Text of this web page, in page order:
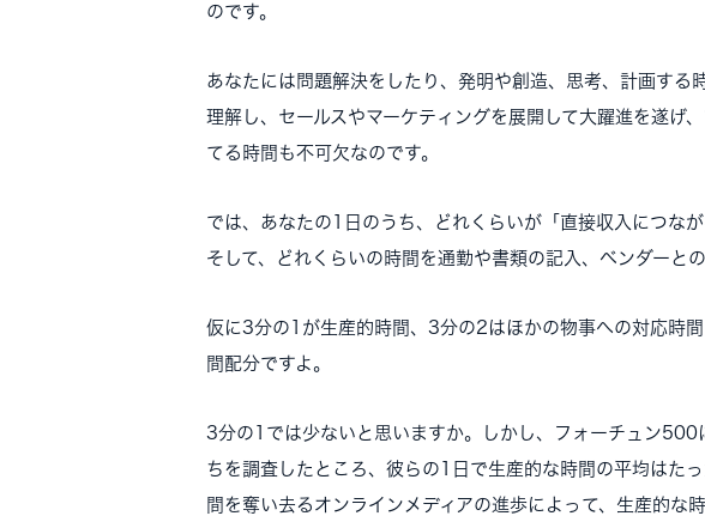
のです。
あなたには問題解決をしたり、発明や創造、思考、計画する
理解し、セールスやマーケティングを展開して大躍進を遂げ
てる時間も不可欠なのです。
では、あなたの1日のうち、どれくらいが「直接収入につな
そして、どれくらいの時間を通勤や書類の記入、ベンダーと
仮に3分の1が生産的時間、3分の2はほかの物事への対応時
間配分ですよ。
3分の1では少ないと思いますか。しかし、フォーチュン500
ちを調査したところ、彼らの1日で生産的な時間の平均はた
間を奪い去るオンラインメディアの進歩によって、生産的な